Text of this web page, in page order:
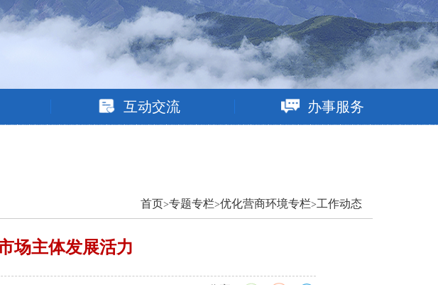
互动交流 办事服务
首页>专题专栏>优化营商环境专栏>工作动态
场主体发展活力